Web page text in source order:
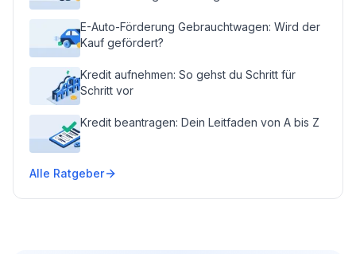
E-Auto-Förderung Gebrauchtwagen: Wird der
Kauf gefördert?
Kredit aufnehmen: So gehst du Schritt für
Schritt vor
Kredit beantragen: Dein Leitfaden von A bis Z
Alle Ratgeber